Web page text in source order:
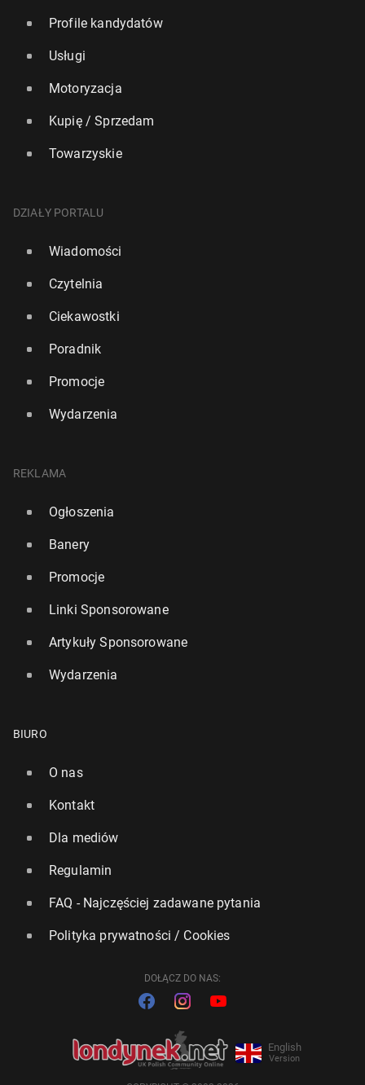
Profile kandydatów
Usługi
Motoryzacja
Kupię / Sprzedam
Towarzyskie
DZIAŁY PORTALU
Wiadomości
Czytelnia
Ciekawostki
Poradnik
Promocje
Wydarzenia
REKLAMA
Ogłoszenia
Banery
Promocje
Linki Sponsorowane
Artykuły Sponsorowane
Wydarzenia
BIURO
O nas
Kontakt
Dla mediów
Regulamin
FAQ - Najczęściej zadawane pytania
Polityka prywatności / Cookies
DOŁĄCZ DO NAS:
English
Version